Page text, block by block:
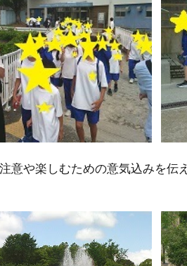
意や楽しむための意気込みを伝